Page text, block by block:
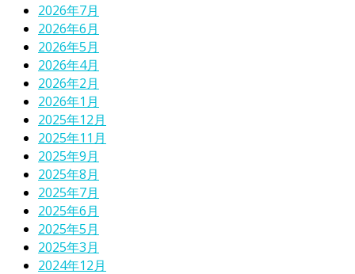
2026年7月
2026年6月
2026年5月
2026年4月
2026年2月
2026年1月
2025年12月
2025年11月
2025年9月
2025年8月
2025年7月
2025年6月
2025年5月
2025年3月
2024年12月